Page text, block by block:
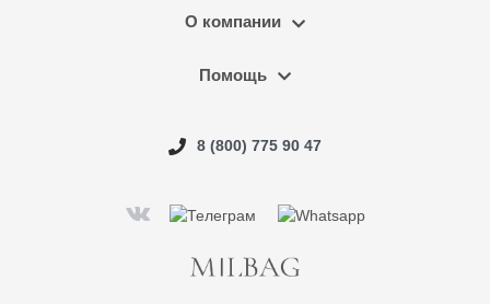
О компании
Помощь
8 (800) 775 90 47